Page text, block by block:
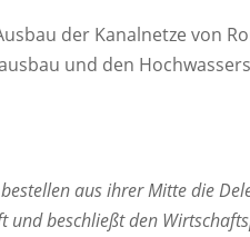
der Kanalnetze von
und den
aus ihrer Mitte die
beschließt den